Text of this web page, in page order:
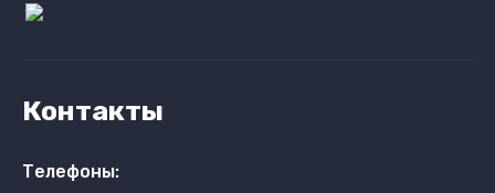
Контакты
Телефоны: